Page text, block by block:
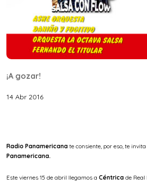
¡A gozar!
14 Abr 2016
Radio Panamericana te consiente, por eso, te
Panamericana.
Este viernes 15 de abril llegamos a Céntrica de Real